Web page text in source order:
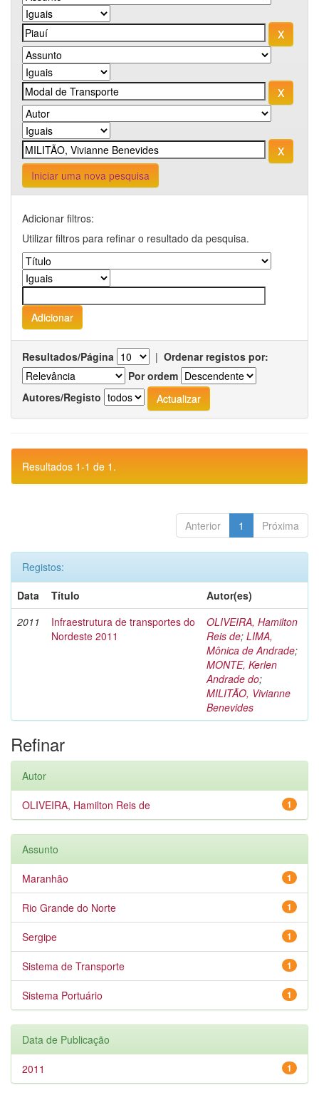
Iniciar uma nova pesquisa
Adicionar filtros:
Utilizar filtros para refinar o resultado da pesquisa.
Resultados/Página | Ordenar registos por:
Por ordem
Autores/Registo
Resultados 1-1 de 1.
Anterior 1 Próxima
Registos:
Data
Título
Autor(es)
2011
Infraestrutura de transportes do
Nordeste 2011
OLIVEIRA, Hamilton
Reis de; LIMA,
Mônica de Andrade;
MONTE, Kerlen
Andrade do;
MILITÃO, Vivianne
Benevides
Refinar
Autor
1
OLIVEIRA, Hamilton Reis de
Assunto
1
Maranhão
1
Rio Grande do Norte
1
Sergipe
1
Sistema de Transporte
1
Sistema Portuário
Data de Publicação
1
2011